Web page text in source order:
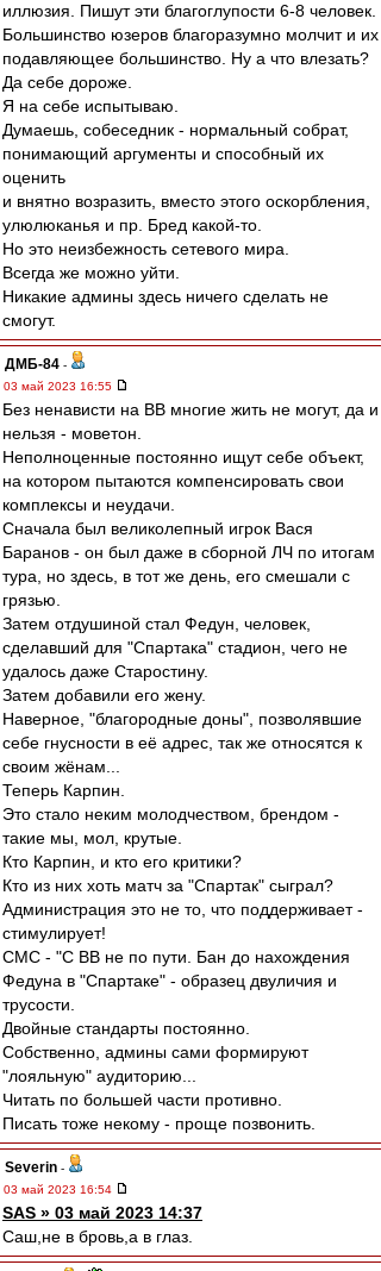
иллюзия. Пишут эти благоглупости 6-8 человек.
Большинство юзеров благоразумно молчит и их
подавляющее большинство. Ну а что влезать?
Да себе дороже.
Я на себе испытываю.
Думаешь, собеседник - нормальный собрат,
понимающий аргументы и способный их
оценить
и внятно возразить, вместо этого оскорбления,
улюлюканья и пр. Бред какой-то.
Но это неизбежность сетевого мира.
Всегда же можно уйти.
Никакие админы здесь ничего сделать не
смогут.
ДМБ-84 -
03 май 2023 16:55
Без ненависти на ВВ многие жить не могут, да и
нельзя - моветон.
Неполноценные постоянно ищут себе объект,
на котором пытаются компенсировать свои
комплексы и неудачи.
Сначала был великолепный игрок Вася
Баранов - он был даже в сборной ЛЧ по итогам
тура, но здесь, в тот же день, его смешали с
грязью.
Затем отдушиной стал Федун, человек,
сделавший для "Спартака" стадион, чего не
удалось даже Старостину.
Затем добавили его жену.
Наверное, "благородные доны", позволявшие
себе гнусности в её адрес, так же относятся к
своим жёнам...
Теперь Карпин.
Это стало неким молодчеством, брендом -
такие мы, мол, крутые.
Кто Карпин, и кто его критики?
Кто из них хоть матч за "Спартак" сыграл?
Администрация это не то, что поддерживает -
стимулирует!
СМС - "С ВВ не по пути. Бан до нахождения
Федуна в "Спартаке" - образец двуличия и
трусости.
Двойные стандарты постоянно.
Собственно, админы сами формируют
"лояльную" аудиторию...
Читать по большей части противно.
Писать тоже некому - проще позвонить.
Severin -
03 май 2023 16:54
SAS » 03 май 2023 14:37
Саш,не в бровь,а в глаз.